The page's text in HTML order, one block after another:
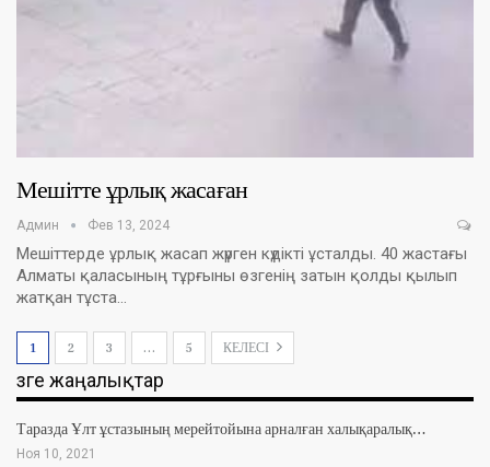
Мешітте ұрлық жасаған
Админ Фев 13, 2024
Мешіттерде ұрлық жасап жүрген күдікті ұсталды. 40 жастағы
Алматы қаласының тұрғыны өзгенің затын қолды қылып
жатқан тұста…
1 2 3 … 5 КЕЛЕСІ
Өзге жаңалықтар
Таразда Ұлт ұстазының мерейтойына арналған халықаралық…
Ноя 10, 2021